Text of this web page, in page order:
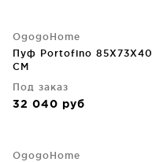
OgogoHome
Пуф Portofino 85X73X40
CM
Под заказ
32 040 руб
OgogoHome